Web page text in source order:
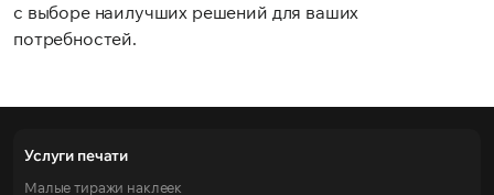
с выборе наилучших решений для ваших
потребностей.
Услуги печати
Малые тиражи наклеек